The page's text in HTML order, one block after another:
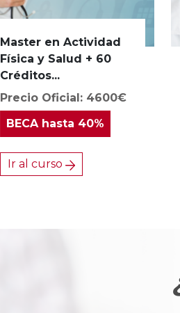
Master en Actividad
Física y Salud + 60
Créditos...
Precio Oficial: 4600€
BECAhasta 40%
Ir al curso